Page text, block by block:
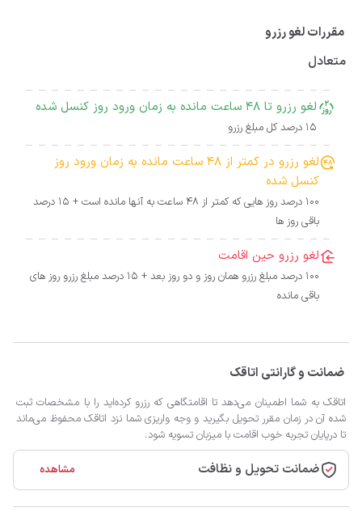
مقررات لغو رزرو
متعادل
لغو رزرو تا 48 ساعت مانده به زمان ورود روز کنسل شده
15 درصد کل مبلغ رزرو
لغو رزرو در کمتر از 48 ساعت مانده به زمان ورود روز
کنسل شده
100 درصد روز هایی که کمتر از 48 ساعت به آنها مانده است + 15 درصد
باقی روز ها
لغو رزرو حین اقامت
100 درصد مبلغ رزرو همان روز و دو روز بعد + 15 درصد مبلغ رزرو روز های
باقی مانده
ضمانت و گارانتی اتاقک
اتاقک به شما اطمینان می‌دهد تا اقامتگاهی که رزرو کرده‌اید را با مشخصات ثبت
شده آن در زمان مقرر تحویل بگیرید و وجه واریزی شما نزد اتاقک محفوظ می‌ماند
تا درپایان تجربه خوب اقامت با میزبان تسویه شود.
ضمانت تحویل و نظافت مشاهده